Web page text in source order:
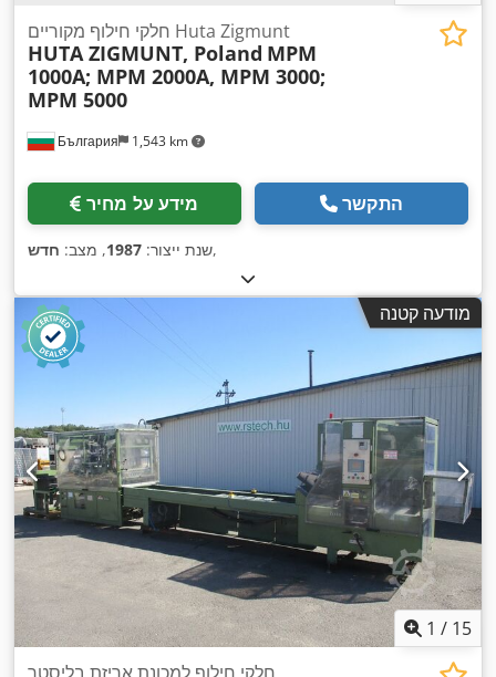
България 1,543 km
חלקי חילוף מקוריים Huta Zigmunt
HUTA ZIGMUNT, Poland MPM
1000A; MPM 2000A, MPM 3000;
MPM 5000
מידע על מחיר התקשר
שנת ייצור: 1987, מצב: חדש ,
מודעה קטנה
1 / 15